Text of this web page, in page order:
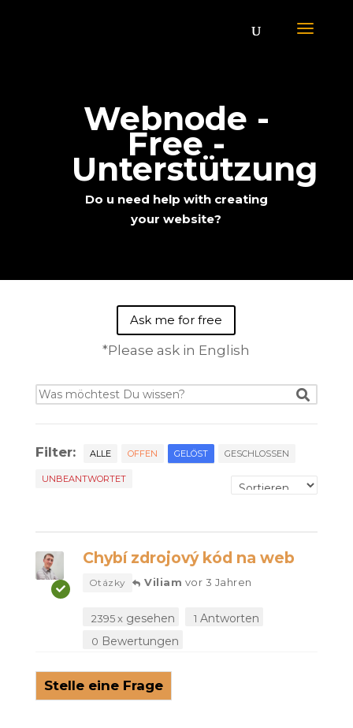
Webnode -
Free -
Unterstützung
Do u need help with creating
your website?
Ask me for free
*Please ask in English
Filter: ALLE OFFEN GELÖST GESCHLOSSEN
UNBEANTWORTET
Chybí zdrojový kód na web
Viliam vor 3 Jahren
Otázky
2395 xgesehen 1 Antworten
0 Bewertungen
Stelle eine Frage